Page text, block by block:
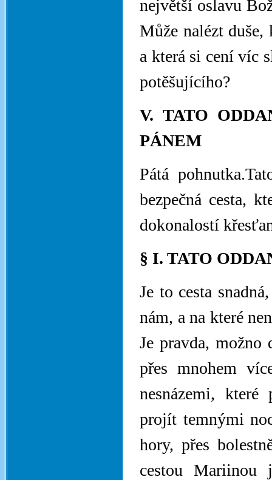
největší oslavu
Může nalézt duše,
a která si cení víc
potěšujícího?
V. TATO
PÁNEM
Pátá
bezpečná cesta,
dokonalostí
§ I. TATO
Je to cesta
nám, a na které
Je pravda,
přes mnohem
nesnázemi,
projít temnými
hory, přes
cestou